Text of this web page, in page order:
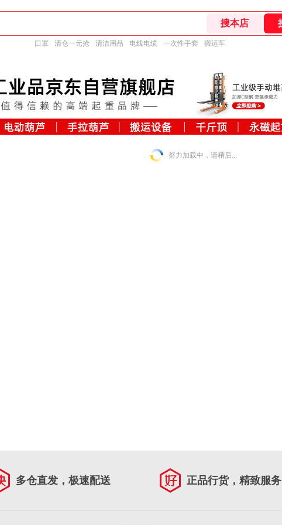
口罩 清仓一元抢 清洁用品 电线电缆 一次性手套 搬运车
努力加载中，请稍后...
多仓直发，极速配送 正品行货，精致服务